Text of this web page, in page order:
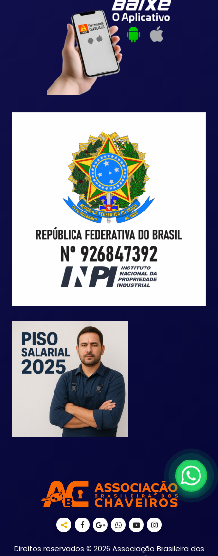
Direitos reservados © 2026 Associação Brasileira dos